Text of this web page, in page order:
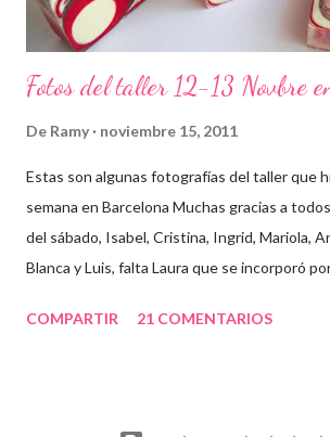
Fotos del taller 12-13 Novbre
De Ramy noviembre 15, 2011
Estas son algunas fotografías del taller que
semana en Barcelona Muchas gracias a
del sábado, Isabel, Cristina, Ingrid, Mariola,
Blanca y Luis, falta Laura que se incorporó
primero un poco de teórica para tener claro
COMPARTIR 21 COMENTARIOS